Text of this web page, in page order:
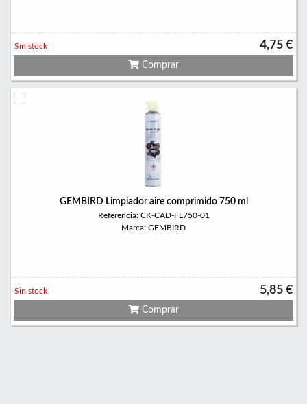
4,75 €
Sin stock
Comprar
GEMBIRD Limpiador aire comprimido 750 ml
Referencia: CK-CAD-FL750-01
Marca: GEMBIRD
5,85 €
Sin stock
Comprar